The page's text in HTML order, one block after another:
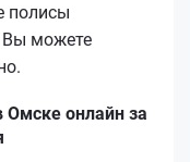
полисы
Вы можете
онлайн за